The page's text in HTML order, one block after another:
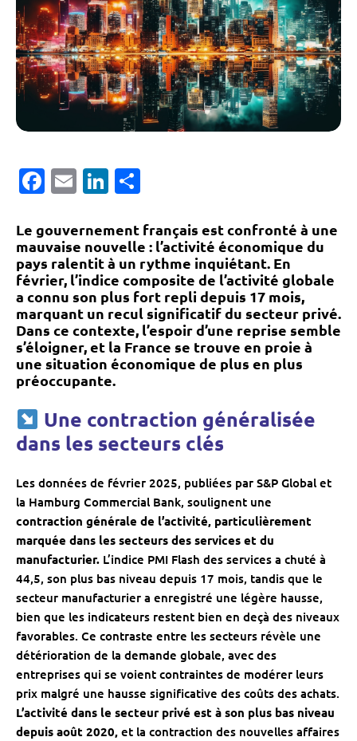
Facebook
EmailLinkedIn
Le gouvernement français est confronté à une
mauvaise nouvelle : l’activité économique du
pays ralentit à un rythme inquiétant. En
février, l’indice composite de l’activité globale
a connu son plus fort repli depuis 17 mois,
marquant un recul significatif du secteur privé.
Dans ce contexte, l’espoir d’une reprise semble
s’éloigner, et la France se trouve en proie à
une situation économique de plus en plus
préoccupante.
Une contraction généralisée
dans les secteurs clés
Les données de février 2025, publiées par S&P Global et
la Hamburg Commercial Bank, soulignent une
contraction générale de l’activité, particulièrement
marquée dans les secteurs des services et du
manufacturier. L’indice PMI Flash des services a chuté à
44,5, son plus bas niveau depuis 17 mois, tandis que le
secteur manufacturier a enregistré une légère hausse,
bien que les indicateurs restent bien en deçà des niveaux
favorables. Ce contraste entre les secteurs révèle une
détérioration de la demande globale, avec des
entreprises qui se voient contraintes de modérer leurs
prix malgré une hausse significative des coûts des achats.
L’activité dans le secteur privé est à son plus bas niveau
depuis août 2020, et la contraction des nouvelles affaires